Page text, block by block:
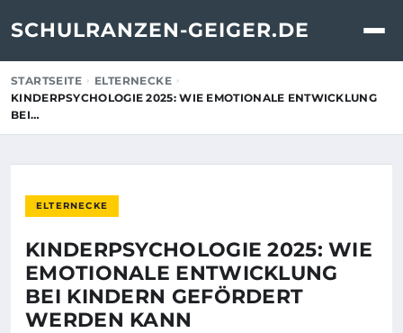
SCHULRANZEN-GEIGER.DE
STARTSEITE
ELTERNECKE
KINDERPSYCHOLOGIE 2025: WIE EMOTIONALE ENTWICKLUNG
BEI…
ELTERNECKE
KINDERPSYCHOLOGIE 2025: WIE
EMOTIONALE ENTWICKLUNG
BEI KINDERN GEFÖRDERT
WERDEN KANN